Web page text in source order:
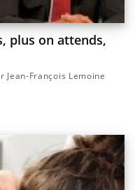
plus on attends,
Jean-François Lemoine